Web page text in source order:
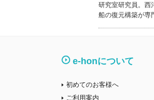
研究室研究員。西
船の復元構築が専
e-honについて
初めてのお客様へ
ご利用案内